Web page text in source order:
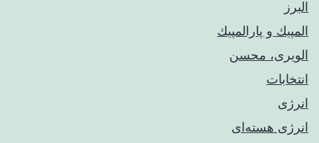
البرز
المپيك و پارالمپيك
الویری، محسن
انتخابات
انرژی
انرژی هسته‌ای